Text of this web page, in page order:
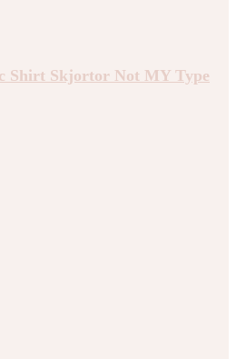
Shirt Skjortor Not MY Type